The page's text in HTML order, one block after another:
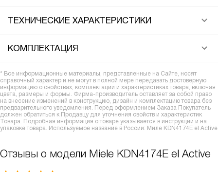
ТЕХНИЧЕСКИЕ ХАРАКТЕРИСТИКИ
КОМПЛЕКТАЦИЯ
* Все информационные материалы, представленные на Сайте, носят
справочный характер и не могут в полной мере передавать достоверную
информацию о свойствах, комплектации и характеристиках товара, включая
цвета, размеры и формы. Фирма-производитель оставляет за собой право
на внесение изменений в конструкцию, дизайн и комплектацию товара без
предварительного уведомления. Перед оформлением Заказа Покупатель
должен обратиться к Продавцу для уточнения свойств и характеристик
Товара. Подробная информация о товаре указывается в инструкции и на
упаковке товара. Используемое название в России: Миле KDN4174E el Active
Отзывы о модели Miele KDN4174E el Active